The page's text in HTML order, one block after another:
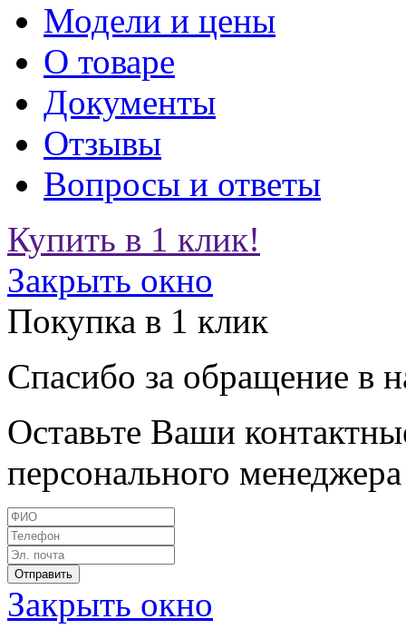
Модели и цены
О товаре
Документы
Отзывы
Вопросы и ответы
Купить в 1 клик!
Закрыть окно
Покупка в 1 клик
Спасибо за обращение в
Оставьте Ваши
персонального
Закрыть окно